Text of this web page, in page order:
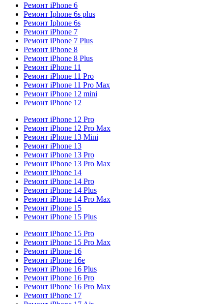
Ремонт iPhone 6
Ремонт Iphone 6s plus
Ремонт Iphone 6s
Ремонт iPhone 7
Ремонт iPhone 7 Plus
Ремонт iPhone 8
Ремонт iPhone 8 Plus
Ремонт iPhone 11
Ремонт iPhone 11 Pro
Ремонт iPhone 11 Pro Max
Ремонт iPhone 12 mini
Ремонт iPhone 12
Ремонт iPhone 12 Pro
Ремонт iPhone 12 Pro Max
Ремонт iPhone 13 Mini
Ремонт iPhone 13
Ремонт iPhone 13 Pro
Ремонт iPhone 13 Pro Max
Ремонт iPhone 14
Ремонт iPhone 14 Pro
Ремонт iPhone 14 Plus
Ремонт iPhone 14 Pro Max
Ремонт iPhone 15
Ремонт iPhone 15 Plus
Ремонт iPhone 15 Pro
Ремонт iPhone 15 Pro Max
Ремонт iPhone 16
Ремонт iPhone 16e
Ремонт iPhone 16 Plus
Ремонт iPhone 16 Pro
Ремонт iPhone 16 Pro Max
Ремонт iPhone 17